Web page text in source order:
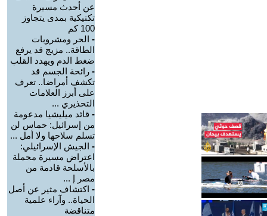
عن أحدث مسيرة
تكتيكية بمدى يتجاوز
100 كم
- الحر ومشروبات
الطاقة.. مزيج قد يرفع
ضغط الدم ويهدد القلب
- رائحة الجسم قد
تكشف أمراضا.. تعرف
على أبرز العلامات
التحذيري ...
- قائد ميليشيا مدعومة
من إسرائيل: حماس لن
تسلم سلاحها ولا أمل ...
- الجيش الإسرائيلي:
اعتراض مسيرة محملة
بالأسلحة قادمة من
مصر إ ...
- اكتشاف مثير عن أصل
الحياة.. وآراء علمية
متناقضة